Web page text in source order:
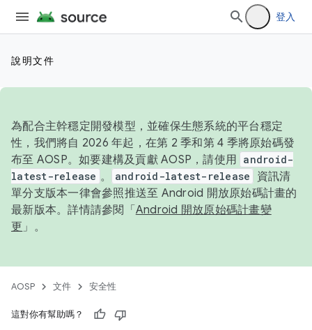
登入
說明文件
為配合主幹穩定開發模型，並確保生態系統的平台穩定
性，我們將自 2026 年起，在第 2 季和第 4 季將原始碼發
布至 AOSP。如要建構及貢獻 AOSP，請使用 android-
latest-release 。 android-latest-release
資訊清
單分支版本一律會參照推送至 Android 開放原始碼計畫的
最新版本。詳情請參閱「 Android 開放原始碼計畫變
更 」。
AOSP 文件 安全性
這對你有幫助嗎？